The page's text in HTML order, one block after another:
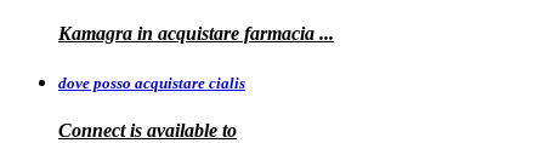
Kamagra in acquistare farmacia ...
dove posso acquistare cialis
Connect is available to